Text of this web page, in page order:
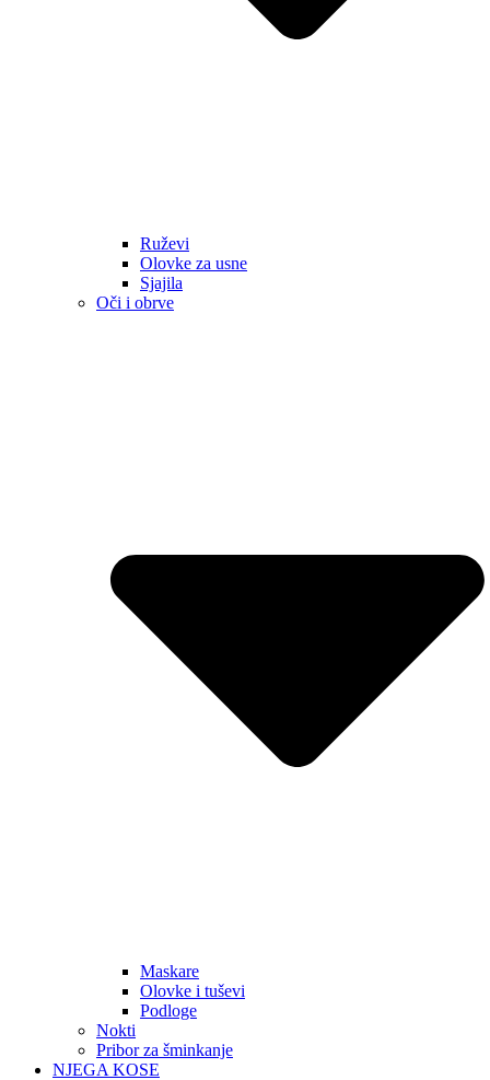
Ruževi
Olovke za usne
Sjajila
Oči i obrve
Maskare
Olovke i tuševi
Podloge
Nokti
Pribor za šminkanje
NJEGA KOSE